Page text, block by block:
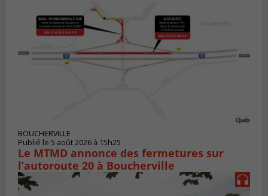
BOUCHERVILLE
Publié le 5 août 2026 à 15h25
Le MTMD annonce des fermetures sur
l’autoroute 20 à Boucherville